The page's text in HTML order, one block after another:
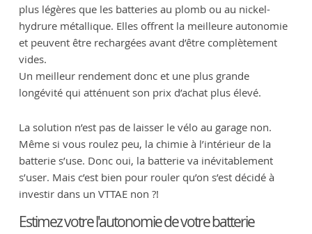
plus légères que les batteries au plomb ou au nickel-
hydrure métallique. Elles offrent la meilleure autonomie
et peuvent être rechargées avant d’être complètement
vides.
Un meilleur rendement donc et une plus grande
longévité qui atténuent son prix d’achat plus élevé.
La solution n’est pas de laisser le vélo au garage non.
Même si vous roulez peu, la chimie à l’intérieur de la
batterie s’use. Donc oui, la batterie va inévitablement
s’user. Mais c’est bien pour rouler qu’on s’est décidé à
investir dans un VTTAE non ?!
Estimez votre l'autonomie de votre batterie